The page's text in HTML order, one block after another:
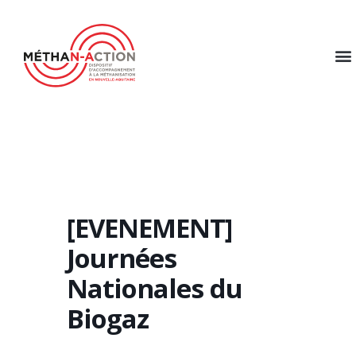
[EVENEMENT]
Journées
Nationales du
Biogaz